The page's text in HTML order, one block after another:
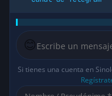
seguiríamos
su rollo… xD
😊
Si tienes una cuenta en